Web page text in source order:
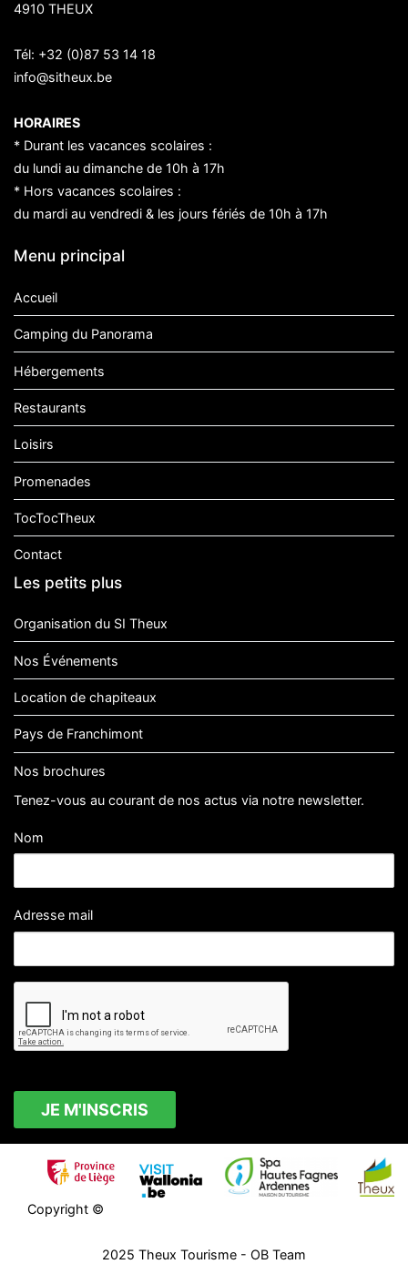
4910 THEUX
Tél: +32 (0)87 53 14 18
info@sitheux.be
HORAIRES
* Durant les vacances scolaires :
du lundi au dimanche de 10h à 17h
* Hors vacances scolaires :
du mardi au vendredi & les jours fériés de 10h à 17h
Menu principal
Accueil
Camping du Panorama
Hébergements
Restaurants
Loisirs
Promenades
TocTocTheux
Contact
Les petits plus
Organisation du SI Theux
Nos Événements
Location de chapiteaux
Pays de Franchimont
Nos brochures
Tenez-vous au courant de nos actus via notre newsletter.
Nom
Adresse mail
Copyright ©
2025 Theux Tourisme - OB Team